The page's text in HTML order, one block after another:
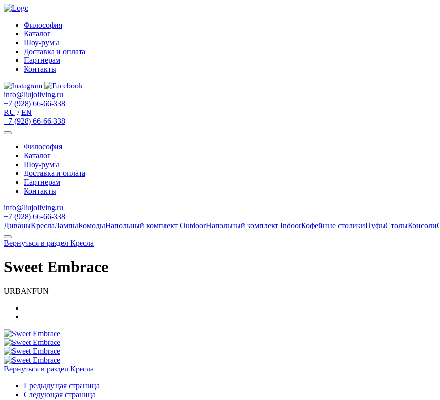
Философия
Каталог
Шоу-румы
Доставка и оплата
Партнерам
Контакты
info@liujoliving.ru
+7 (928) 66-66-338
RU /EN
+7 (928) 66-66-338
Философия
Каталог
Шоу-румы
Доставка и оплата
Партнерам
Контакты
info@liujoliving.ru
+7 (928) 66-66-338
ДиваныКреслаЛампыКомодыНапольный комплект OutdoorНапольный комплект IndoorКофейные столикиПуфыСтолыКонсоли
Вернуться в раздел Кресла
Sweet Embrace
URBANFUN
Вернуться в раздел Кресла
Предыдущая страница
Следующая страница